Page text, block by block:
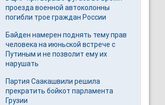
проезда военной автоколонны
погибли трое граждан России
Байден намерен поднять тему прав
человека на июньской встрече с
Путиным и не позволит ему их
нарушать
Партия Саакашвили решила
прекратить бойкот парламента
Грузии